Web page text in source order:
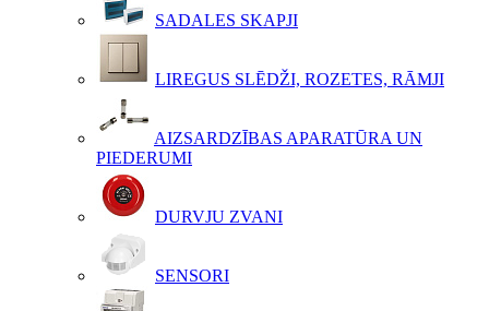
SADALES SKAPJI
LIREGUS SLĒDŽI, ROZETES, RĀMJI
AIZSARDZĪBAS APARATŪRA UN
PIEDERUMI
DURVJU ZVANI
SENSORI